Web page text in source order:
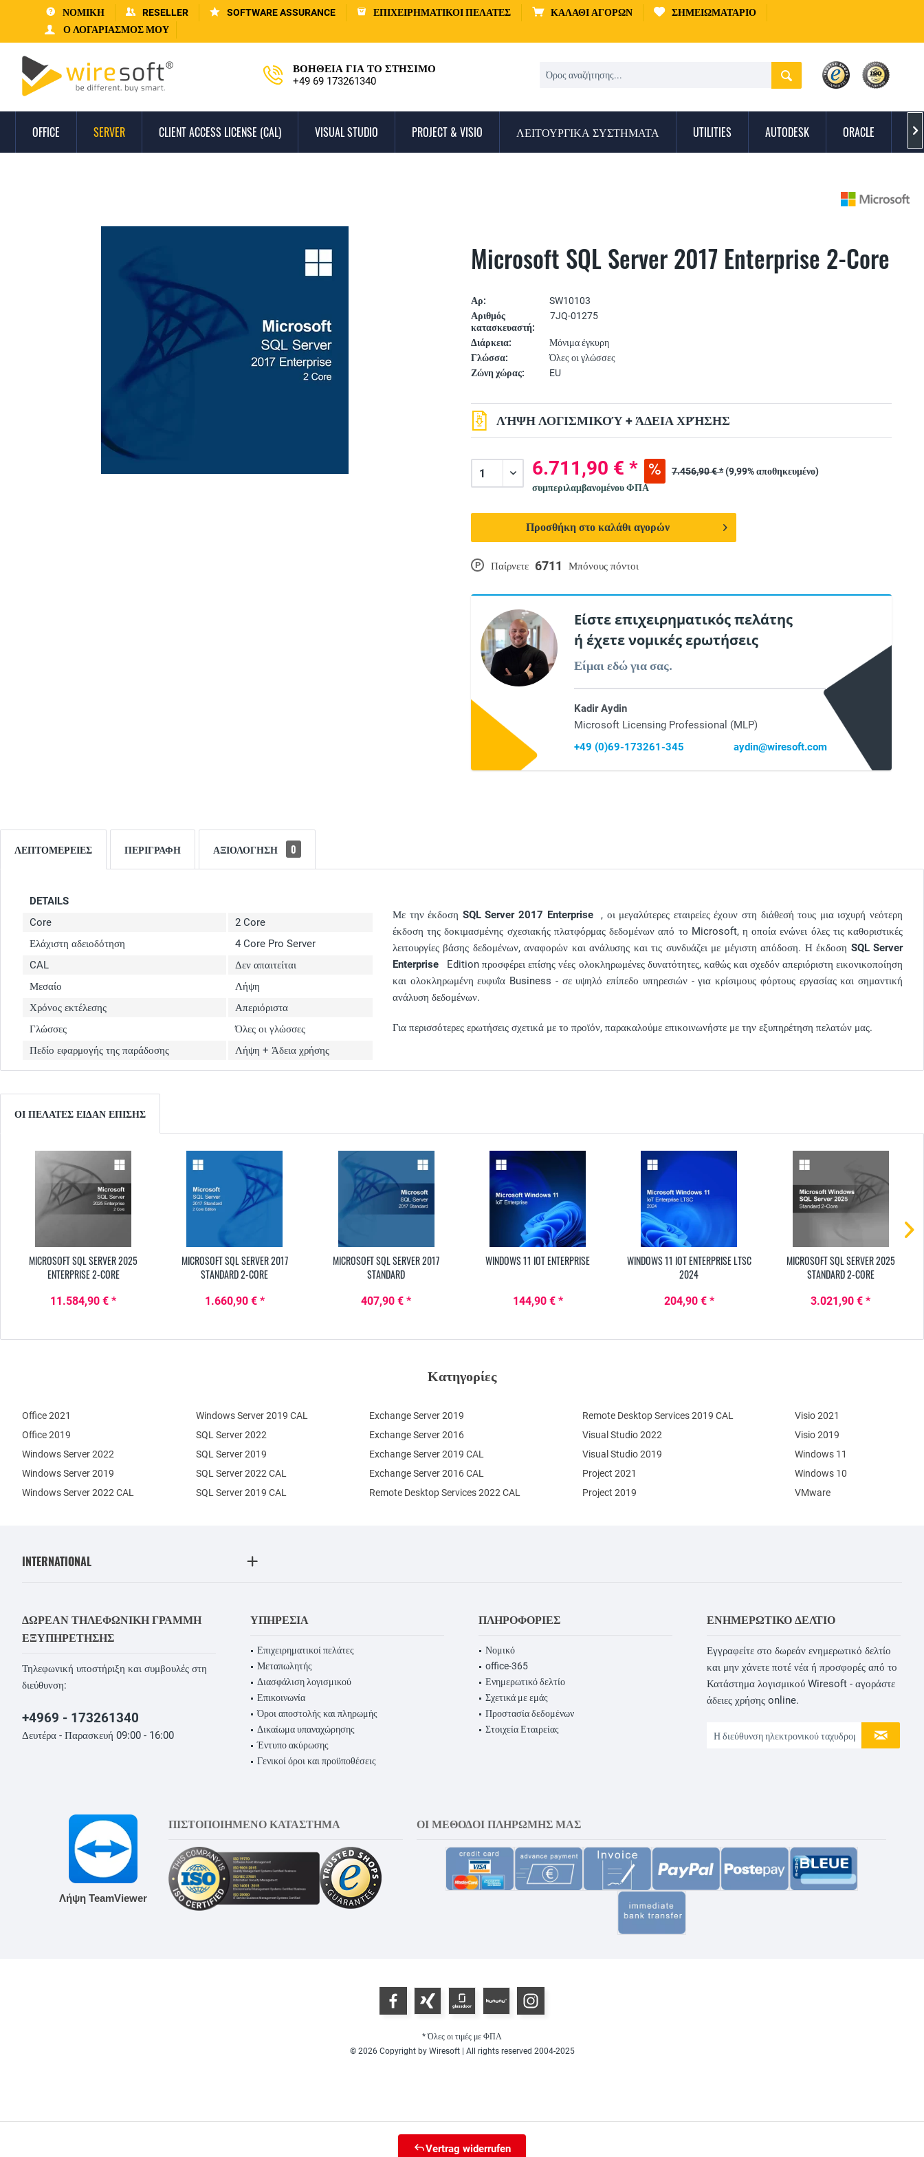
ΝΟΜΙΚΗ RESELLER SOFTWARE ASSURANCE ΕΠΙΧΕΙΡΗΜΑΤΙΚΟΊ ΠΕΛΆΤΕΣ ΚΑΛΆΘΙ ΑΓΟΡΏΝ
ΣΗΜΕΙΩΜΑΤΆΡΙΟ
Ο ΛΟΓΑΡΙΑΣΜΌΣ ΜΟΥ
ΒΟΉΘΕΙΑ ΓΙΑ ΤΟ ΣΤΉΣΙΜΟ
+49 69 173261340
OFFICE SERVER CLIENT ACCESS LICENSE (CAL) VISUAL STUDIO PROJECT & VISIO ΛΕΙΤΟΥΡΓΙΚΆ ΣΥΣΤΉΜΑΤΑ UTILITIES AUTODESK ORACLE 
Microsoft SQL Server 2017 Enterprise 2-Core
Αρ:
SW10103
Αριθμός
κατασκευαστή:
7JQ-01275
Διάρκεια:
Μόνιμα έγκυρη
Γλώσσα:
Όλες οι γλώσσες
Ζώνη χώρας:
EU
P Παίρνετε 6711 Μπόνους πόντοι
ΛΉΨΗ ΛΟΓΙΣΜΙΚΟΎ + ΆΔΕΙΑ ΧΡΉΣΗΣ
6.711,90 € * 7.456,90 € *(9,99% αποθηκευμένο)
συμπεριλαμβανομένου ΦΠΑ
Προσθήκη στο καλάθι αγορών
Είστε επιχειρηματικός πελάτης
ή έχετε νομικές ερωτήσεις
Είμαι εδώ για σας.
Kadir Aydin
Microsoft Licensing Professional (MLP)
+49 (0)69-173261-345
aydin@wiresoft.com
ΛΕΠΤΟΜΈΡΕΙΕΣ ΠΕΡΙΓΡΑΦΉ ΑΞΙΟΛΌΓΗΣΗ 0
DETAILS
Core
2 Core
Ελάχιστη αδειοδότηση
4 Core Pro Server
CAL
Δεν απαιτείται
Μεσαίο
Λήψη
Χρόνος εκτέλεσης
Απεριόριστα
Γλώσσες
Όλες οι γλώσσες
Πεδίο εφαρμογής της παράδοσης
Λήψη + Άδεια χρήσης
Με την έκδοση SQL Server 2017 Enterprise, οι μεγαλύτερες εταιρείες έχουν στη διάθεσή τους μια ισχυρή νεότερη
έκδοση της δοκιμασμένης σχεσιακής πλατφόρμας δεδομένων από το Microsoft, η οποία ενώνει όλες τις καθοριστικές
λειτουργίες βάσης δεδομένων, αναφορών και ανάλυσης και τις συνδυάζει με μέγιστη απόδοση. Η έκδοση SQL Server
Enterprise
Edition προσφέρει επίσης νέες ολοκληρωμένες δυνατότητες, καθώς και σχεδόν απεριόριστη εικονικοποίηση
και ολοκληρωμένη ευφυΐα Business - σε υψηλό επίπεδο υπηρεσιών - για κρίσιμους φόρτους εργασίας και σημαντική
ανάλυση δεδομένων.
Για περισσότερες ερωτήσεις σχετικά με το προϊόν, παρακαλούμε επικοινωνήστε με την εξυπηρέτηση πελατών μας.
ΟΙ ΠΕΛΆΤΕΣ ΕΊΔΑΝ ΕΠΊΣΗΣ
MICROSOFT SQL SERVER 2025
ENTERPRISE 2-CORE
11.584,90 € *
MICROSOFT SQL SERVER 2017
STANDARD 2-CORE
1.660,90 € *
MICROSOFT SQL SERVER 2017
STANDARD
407,90 € *
WINDOWS 11 IOT ENTERPRISE
144,90 € *
WINDOWS 11 IOT ENTERPRISE LTSC
2024
204,90 € *
MICROSOFT SQL SERVER 2025
STANDARD 2-CORE
3.021,90 € *
Κατηγορίες
Office 2021
Office 2019
Windows Server 2022
Windows Server 2019
Exchange Server 2019
Exchange Server 2016
SQL Server 2022
SQL Server 2019
Windows Server 2022 CAL
Windows Server 2019 CAL
SQL Server 2022 CAL
SQL Server 2019 CAL
Remote Desktop Services 2022 CAL
Remote Desktop Services 2019 CAL
Exchange Server 2019 CAL
Exchange Server 2016 CAL
Visual Studio 2022
Visual Studio 2019
Project 2021
Project 2019
Visio 2021
Visio 2019
Windows 11
Windows 10
VMware
INTERNATIONAL
ΔΩΡΕΆΝ ΤΗΛΕΦΩΝΙΚΉ ΓΡΑΜΜΉ
ΕΞΥΠΗΡΈΤΗΣΗΣ
Τηλεφωνική υποστήριξη και συμβουλές στη
διεύθυνση:
+4969 - 173261340
Δευτέρα - Παρασκευή 09:00 - 16:00
ΥΠΗΡΕΣΊΑ
Επιχειρηματικοί πελάτες
Μεταπωλητής
Διασφάλιση λογισμικού
Επικοινωνία
Όροι αποστολής και πληρωμής
Δικαίωμα υπαναχώρησης
Έντυπο ακύρωσης
Γενικοί όροι και προϋποθέσεις
ΠΛΗΡΟΦΟΡΊΕΣ
Νομικό
office-365
Ενημερωτικό δελτίο
Σχετικά με εμάς
Προστασία δεδομένων
Στοιχεία Εταιρείας
ΕΝΗΜΕΡΩΤΙΚΌ ΔΕΛΤΊΟ
Εγγραφείτε στο δωρεάν ενημερωτικό δελτίο
και μην χάνετε ποτέ νέα ή προσφορές από το
Κατάστημα λογισμικού Wiresoft - αγοράστε
άδειες χρήσης online.
Λήψη TeamViewer
ΠΙΣΤΟΠΟΙΗΜΕΝΟ ΚΑΤΑΣΤΗΜΑ ΟΙ ΜΈΘΟΔΟΙ ΠΛΗΡΩΜΉΣ ΜΑΣ
* Όλες οι τιμές με ΦΠΑ
© 2026 Copyright by Wiresoft | All rights reserved 2004-2025
Vertrag widerrufen